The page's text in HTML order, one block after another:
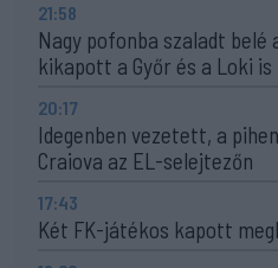
21:58
Nagy pofonba szaladt belé
kikapott a Győr és a Loki is
20:17
Idegenben vezetett, a
Craiova az EL-selejtezőn
17:43
Két FK-játékos kapott